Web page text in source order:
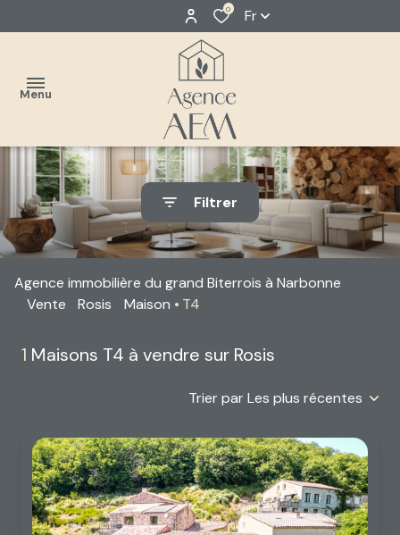
0 Fr
Menu
accueil
estimer
acheter
Classique
Neuf
louer
faire
email
contact
Filtrer
Agence immobilière du grand Biterrois à Narbonne
Vente
Rosis Maison T4
1 Maisons T4 à vendre sur Rosis
Trier par Les plus récentes